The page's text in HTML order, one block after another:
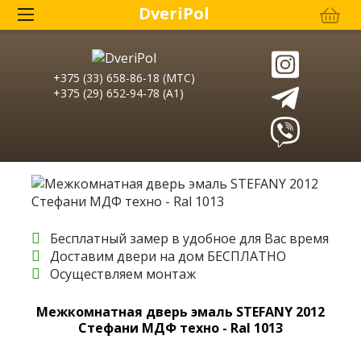
+375 (33) 658-86-18 (МТС)
+375 (29) 652-94-78 (A1)
DveriPol
Бесплатный замер в удобное для Вас время
Доставим двери на дом БЕСПЛАТНО
Осуществляем монтаж
Межкомнатная дверь эмаль STEFANY 2012
Стефани МДФ техно - Ral 1013